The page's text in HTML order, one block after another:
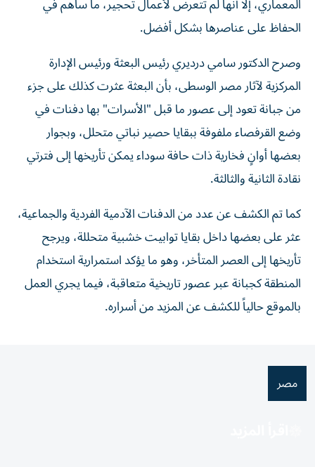
الحفاظ على عناصرها بشكل أفضل.
وصرح الدكتور سامي درديري رئيس البعثة ورئيس الإدارة
المركزية لآثار مصر الوسطى، بأن البعثة عثرت كذلك على جزء
من جبانة تعود إلى عصور ما قبل "الأسرات" بها دفنات في
وضع القرفصاء ملفوفة ببقايا حصير نباتي متحلل، وبجوار
بعضها أوانٍ فخارية ذات حافة سوداء يمكن تأريخها إلى فترتي
نقادة الثانية والثالثة.
كما تم الكشف عن عدد من الدفنات الآدمية الفردية والجماعية،
عثر على بعضها داخل بقايا توابيت خشبية متحللة، ويرجح
تأريخها إلى العصر المتأخر، وهو ما يؤكد استمرارية استخدام
المنطقة كجبانة عبر عصور تاريخية متعاقبة، فيما يجري العمل
بالموقع حالياً للكشف عن المزيد من أسراره.
مصر